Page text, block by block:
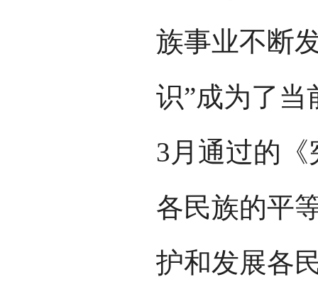
族事业不断
识”成为了当
3月通过的
各民族的平
护和发展各